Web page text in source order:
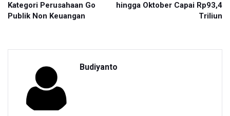
Kategori Perusahaan Go
Publik Non Keuangan
hingga Oktober Capai Rp93,4
Triliun
Budiyanto